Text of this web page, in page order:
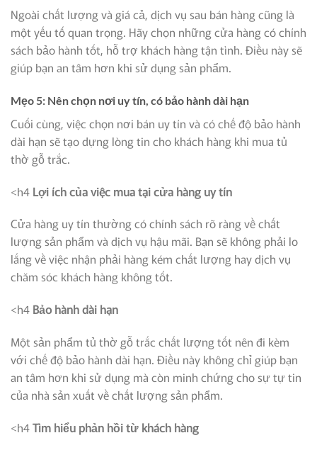
Ngoài chất lượng và giá cả, dịch vụ sau bán hàng cũng là
một yếu tố quan trọng. Hãy chọn những cửa hàng có chính
sách bảo hành tốt, hỗ trợ khách hàng tận tình. Điều này sẽ
giúp bạn an tâm hơn khi sử dụng sản phẩm.
Mẹo 5: Nên chọn nơi uy tín, có bảo hành dài hạn
Cuối cùng, việc chọn nơi bán uy tín và có chế độ bảo hành
dài hạn sẽ tạo dựng lòng tin cho khách hàng khi mua tủ
thờ gỗ trắc.
<h4 Lợi ích của việc mua tại cửa hàng uy tín
Cửa hàng uy tín thường có chính sách rõ ràng về chất
lượng sản phẩm và dịch vụ hậu mãi. Bạn sẽ không phải lo
lắng về việc nhận phải hàng kém chất lượng hay dịch vụ
chăm sóc khách hàng không tốt.
<h4 Bảo hành dài hạn
Một sản phẩm tủ thờ gỗ trắc chất lượng tốt nên đi kèm
với chế độ bảo hành dài hạn. Điều này không chỉ giúp bạn
an tâm hơn khi sử dụng mà còn minh chứng cho sự tự tin
của nhà sản xuất về chất lượng sản phẩm.
<h4Tìm hiểu phản hồi từ khách hàng